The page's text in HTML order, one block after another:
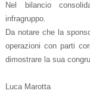
Nel bilancio
infragruppo.
Da notare che la
operazioni con parti
dimostrare la sua
Luca Marotta